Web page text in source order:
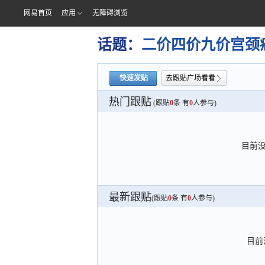
网易首页 应用 无障碍浏览
话题： 二价四价九价宫
快速发贴 去跟贴广场看看
热门跟贴 (跟贴0条 有0人参与)
目前
最新跟贴(跟贴0条 有0人参与)
目